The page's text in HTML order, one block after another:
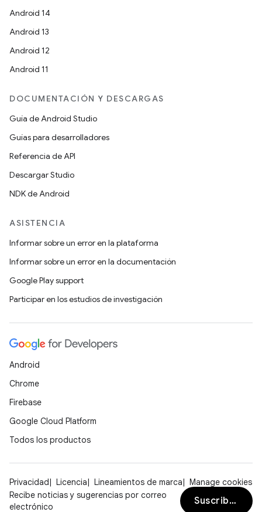
Android 14
Android 13
Android 12
Android 11
DOCUMENTACIÓN Y DESCARGAS
Guía de Android Studio
Guías para desarrolladores
Referencia de API
Descargar Studio
NDK de Android
ASISTENCIA
Informar sobre un error en la plataforma
Informar sobre un error en la documentación
Google Play support
Participar en los estudios de investigación
Android
Chrome
Firebase
Google Cloud Platform
Todos los productos
Privacidad Licencia Lineamientos de marca
Manage cookies
Recibe noticias y sugerencias por correo
electrónico
Suscribirse